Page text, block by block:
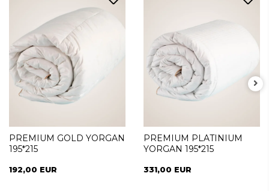
PREMIUM GOLD YORGAN
195*215
192,00 EUR
PREMIUM PLATINIUM
YORGAN 195*215
331,00 EUR